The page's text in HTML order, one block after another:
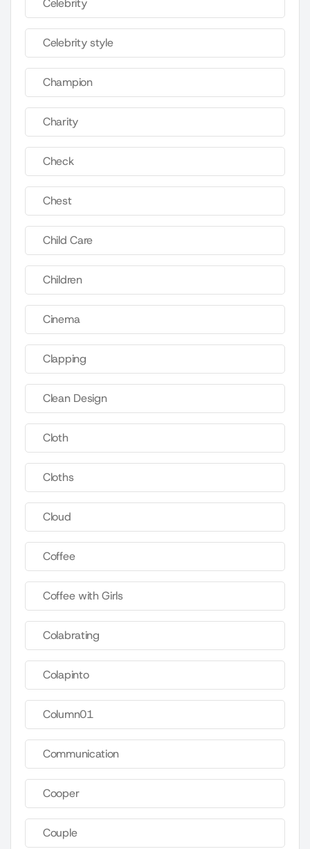
Celebrity
Celebrity style
Champion
Charity
Check
Chest
Child Care
Children
Cinema
Clapping
Clean Design
Cloth
Cloths
Cloud
Coffee
Coffee with Girls
Colabrating
Colapinto
Column01
Communication
Cooper
Couple